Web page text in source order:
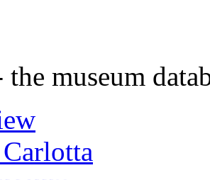
museum